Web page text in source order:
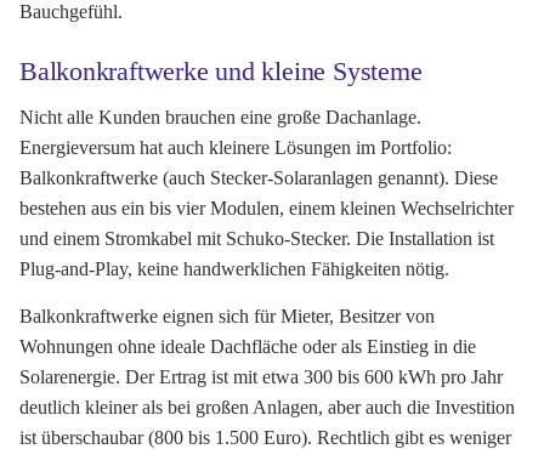
Bauchgefühl.
Balkonkraftwerke und kleine Systeme
Nicht alle Kunden brauchen eine große Dachanlage.
Energieversum hat auch kleinere Lösungen im Portfolio:
Balkonkraftwerke (auch Stecker-Solaranlagen genannt). Diese
bestehen aus ein bis vier Modulen, einem kleinen Wechselrichter
und einem Stromkabel mit Schuko-Stecker. Die Installation ist
Plug-and-Play, keine handwerklichen Fähigkeiten nötig.
Balkonkraftwerke eignen sich für Mieter, Besitzer von
Wohnungen ohne ideale Dachfläche oder als Einstieg in die
Solarenergie. Der Ertrag ist mit etwa 300 bis 600 kWh pro Jahr
deutlich kleiner als bei großen Anlagen, aber auch die Investition
ist überschaubar (800 bis 1.500 Euro). Rechtlich gibt es weniger